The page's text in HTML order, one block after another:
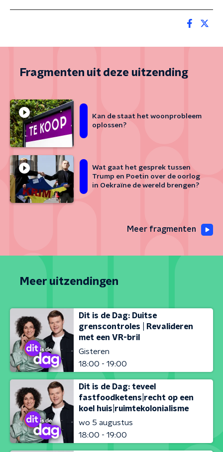
Fragmenten uit deze uitzending
Kan de staat het woonprobleem
oplossen?
Wat gaat het gesprek tussen
Trump en Poetin over de oorlog
in Oekraïne de wereld brengen?
Meer fragmenten
Meer uitzendingen
Dit is de Dag: Duitse
grenscontroles | Revalideren
met een VR-bril
Gisteren
18:00 - 19:00
Dit is de Dag: teveel
fastfoodketens|recht op een
koel huis|ruimtekolonialisme
wo 5 augustus
18:00 - 19:00